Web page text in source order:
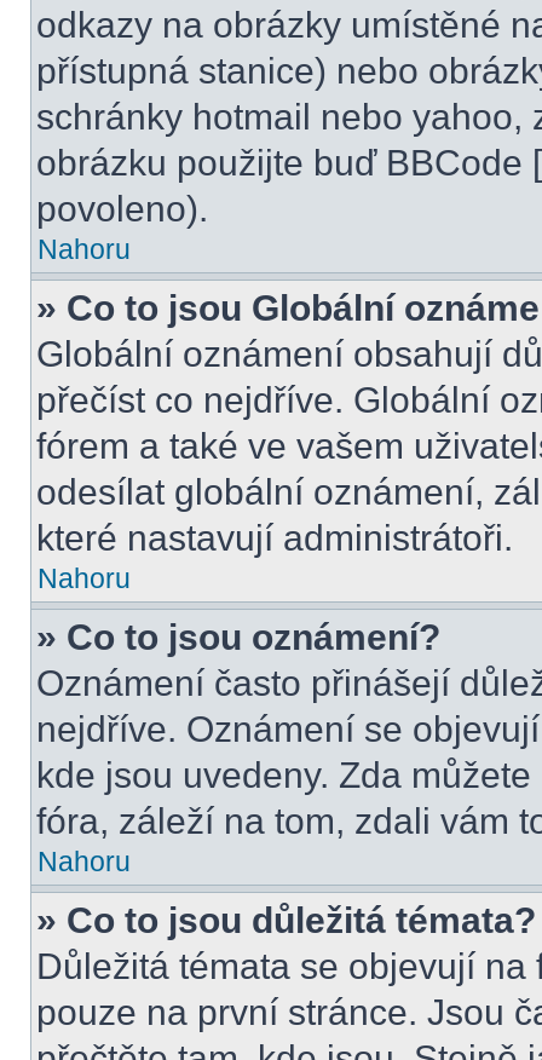
odkazy na obrázky umístěné
přístupná stanice) nebo
schránky hotmail nebo yahoo,
obrázku použijte buď BBCode
povoleno).
Nahoru
» Co to jsou Globální
Globální oznámení obsahují
přečíst co nejdříve. Globální
fórem a také ve vašem
odesílat globální oznámení,
které nastavují administrátoři.
Nahoru
» Co to jsou oznámení?
Oznámení často přinášejí
nejdříve. Oznámení se
kde jsou uvedeny. Zda
fóra, záleží na tom, zdali vám
Nahoru
» Co to jsou důležitá témata?
Důležitá témata se objevují
pouze na první stránce. Jsou